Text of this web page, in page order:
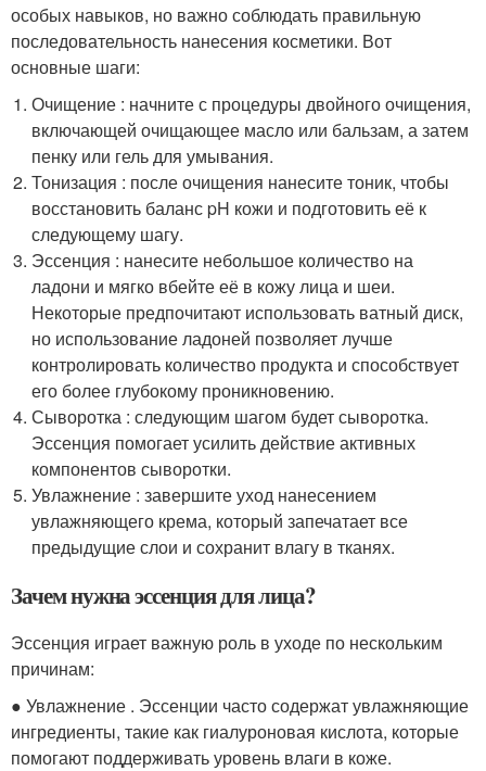
особых навыков, но важно соблюдать правильную
последовательность нанесения косметики. Вот
основные шаги:
Очищение : начните с процедуры двойного очищения,
включающей очищающее масло или бальзам, а затем
пенку или гель для умывания.
Тонизация : после очищения нанесите тоник, чтобы
восстановить баланс pH кожи и подготовить её к
следующему шагу.
Эссенция : нанесите небольшое количество на
ладони и мягко вбейте её в кожу лица и шеи.
Некоторые предпочитают использовать ватный диск,
но использование ладоней позволяет лучше
контролировать количество продукта и способствует
его более глубокому проникновению.
Сыворотка : следующим шагом будет сыворотка.
Эссенция помогает усилить действие активных
компонентов сыворотки.
Увлажнение : завершите уход нанесением
увлажняющего крема, который запечатает все
предыдущие слои и сохранит влагу в тканях.
Зачем нужна эссенция для лица?
Эссенция играет важную роль в уходе по нескольким
причинам:
● Увлажнение . Эссенции часто содержат увлажняющие
ингредиенты, такие как гиалуроновая кислота, которые
помогают поддерживать уровень влаги в коже.